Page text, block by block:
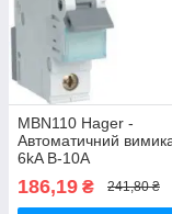
MBN110 Hager -
Автоматичний
6kA B-10A
186,19 ₴ 241,80 ₴